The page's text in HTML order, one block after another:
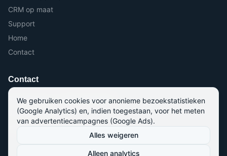
CRM op maat
Support
Home
Contact
Contact
Roterijstraat 71, 8790 Waregem
056 964 964
info@kmo-software.be
We gebruiken cookies voor anonieme bezoekstatistieken
(Google Analytics) en, indien toegestaan, voor het meten
van advertentiecampagnes (Google Ads).
Alles weigeren
Alleen analytics